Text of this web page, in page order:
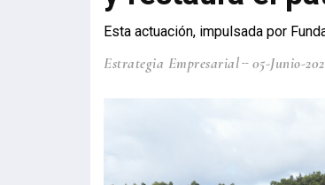
Esta actuación, impulsada por
Estrategia Empresarial 05-Junio-